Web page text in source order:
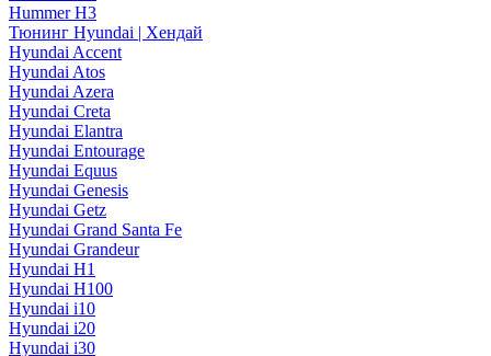
Hummer H3
Тюнинг Hyundai | Хендай
Hyundai Accent
Hyundai Atos
Hyundai Azera
Hyundai Creta
Hyundai Elantra
Hyundai Entourage
Hyundai Equus
Hyundai Genesis
Hyundai Getz
Hyundai Grand Santa Fe
Hyundai Grandeur
Hyundai H1
Hyundai H100
Hyundai i10
Hyundai i20
Hyundai i30